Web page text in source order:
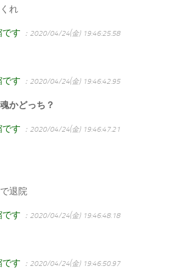
れ
す ：2020/04/24(金) 19:46:25.58
す ：2020/04/24(金) 19:46:42.95
かどっち？
す ：2020/04/24(金) 19:46:47.21
退院
す ：2020/04/24(金) 19:46:48.18
す ：2020/04/24(金) 19:46:50.97